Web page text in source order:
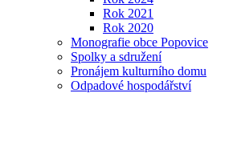
Rok 2021
Rok 2020
Monografie obce Popovice
Spolky a sdružení
Pronájem kulturního domu
Odpadové hospodářství